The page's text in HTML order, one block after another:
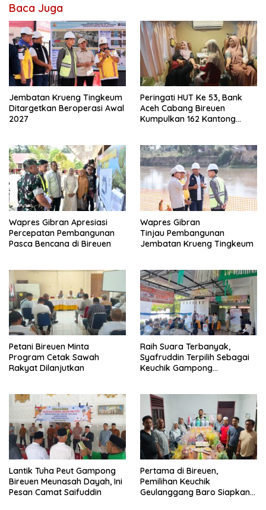
Baca Juga
Jembatan Krueng Tingkeum
Ditargetkan Beroperasi Awal
2027
Peringati HUT Ke 53, Bank
Aceh Cabang Bireuen
Kumpulkan 162 Kantong
Wapres Gibran Apresiasi
Percepatan Pembangunan
Pasca Bencana di Bireuen
Wapres Gibran
Tinjau Pembangunan
Jembatan Krueng Tingkeum
Petani Bireuen Minta
Program Cetak Sawah
Rakyat Dilanjutkan
Raih Suara Terbanyak,
Syafruddin Terpilih Sebagai
Keuchik Gampong
Lantik Tuha Peut Gampong
Bireuen Meunasah Dayah, Ini
Pertama di Bireuen,
Pemilihan Keuchik
Geulanggang Baro Siapkan